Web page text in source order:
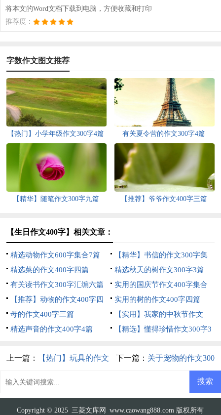
将本文的Word文档下载到电脑，方便收藏和打印
推荐度：
字数作文图文推荐
【热门】小学年级作文300字4篇 有关夏令营的作文300字4篇
【精华】随笔作文300字九篇 【推荐】爷爷作文400字三篇
【生日作文400字】相关文章：
精选动物作文600字集合7篇
【精华】书信的作文300字集
锦9篇
精选菜的作文400字四篇
精选秋天的树作文300字3篇
有关读书作文300字汇编六篇
实用的国庆节作文400字集合
六篇
【推荐】动物的作文400字四
篇
实用的树的作文400字四篇
母的作文400字三篇
【实用】我家的中秋节作文
300字汇总五篇
精选声音的作文400字4篇
【精选】懂得珍惜作文300字3
上一篇：
【热门】玩具的作文
下一篇： 关于宠物的作文300
Copyright © 2025 三菱文库网 www.caowang888.com 版权所有